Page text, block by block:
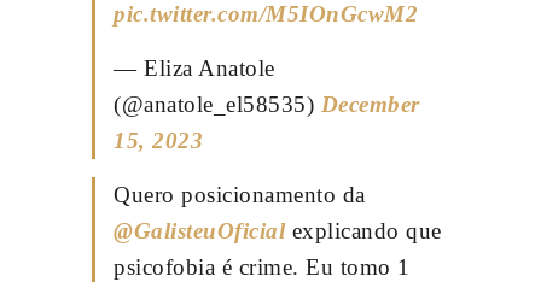
pic.twitter.com/M5IOnGcwM2
— Eliza Anatole
(@anatole_el58535) December
15, 2023
Quero posicionamento da
@GalisteuOficialexplicando que
psicofobia é crime. Eu tomo 1